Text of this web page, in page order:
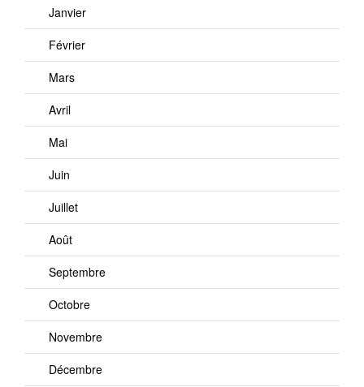
Janvier
Février
Mars
Avril
Mai
Juin
Juillet
Août
Septembre
Octobre
Novembre
Décembre